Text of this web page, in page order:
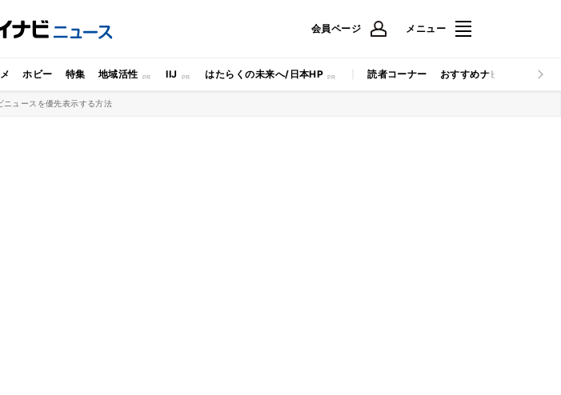
会員ページ メニュー
ホビー 特集 地域活性 IIJ はたらくの未来へ/日本HP 読者コーナー おすすめナビ マイナビ
ニュースを優先表示する方法